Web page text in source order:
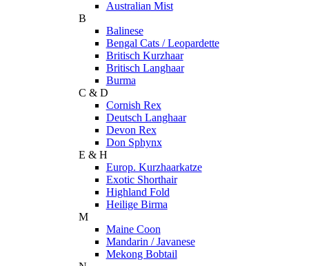
Australian Mist
B
Balinese
Bengal Cats / Leopardette
Britisch Kurzhaar
Britisch Langhaar
Burma
C & D
Cornish Rex
Deutsch Langhaar
Devon Rex
Don Sphynx
E & H
Europ. Kurzhaarkatze
Exotic Shorthair
Highland Fold
Heilige Birma
M
Maine Coon
Mandarin / Javanese
Mekong Bobtail